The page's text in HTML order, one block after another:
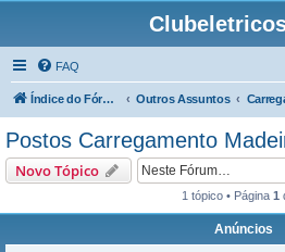
FAQ
Índice do Fórum Outros Assuntos
Postos Carregamento
Novo Tópico
1 tópico • Página 1
Anúncios